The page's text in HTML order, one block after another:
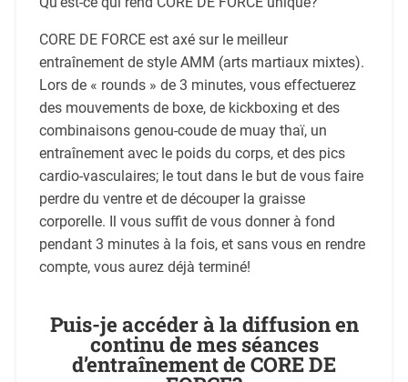
CORE DE FORCE est axé sur le meilleur
entraînement de style AMM (arts martiaux mixtes).
Lors de « rounds » de 3 minutes, vous effectuerez
des mouvements de boxe, de kickboxing et des
combinaisons genou-coude de muay thaï, un
entraînement avec le poids du corps, et des pics
cardio-vasculaires; le tout dans le but de vous faire
perdre du ventre et de découper la graisse
corporelle. Il vous suffit de vous donner à fond
pendant 3 minutes à la fois, et sans vous en rendre
compte, vous aurez déjà terminé!
Puis-je accéder à la diffusion en
continu de mes séances
d’entraînement de CORE DE